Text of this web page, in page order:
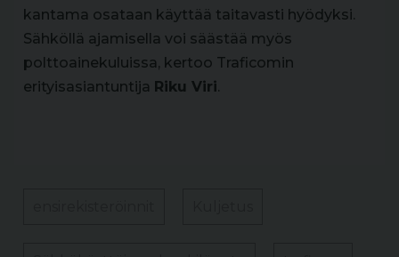
kantama osataan käyttää taitavasti hyödyksi.
Sähköllä ajamisella voi säästää myös
polttoainekuluissa, kertoo Traficomin
erityisasiantuntija Riku Viri.